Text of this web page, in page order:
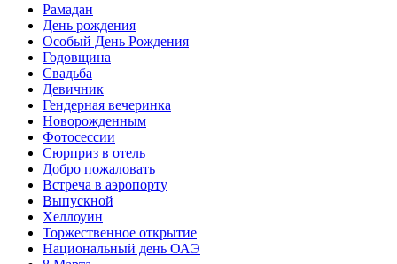
Рамадан
День рождения
Особый День Рождения
Годовщина
Свадьба
Девичник
Гендерная вечеринка
Новорожденным
Фотосессии
Сюрприз в отель
Добро пожаловать
Встреча в аэропорту
Выпускной
Хеллоуин
Торжественное открытие
Национальный день ОАЭ